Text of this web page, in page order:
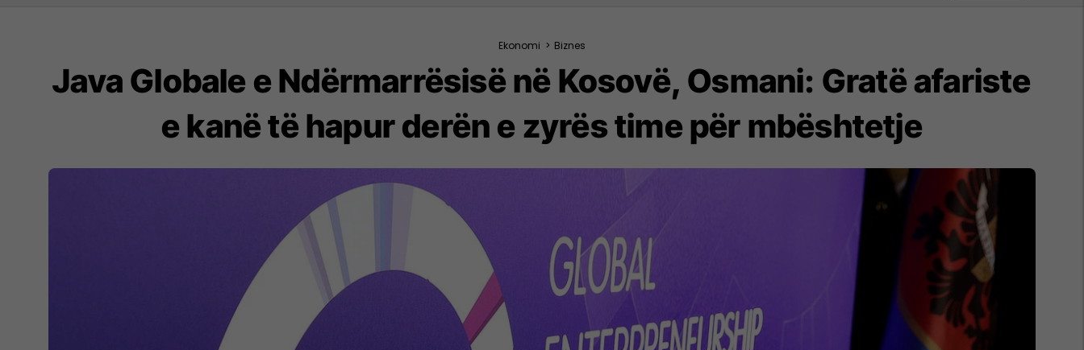
Ekonomi > Biznes
Java Globale e Ndërmarrësisë në Kosovë, Osmani: Gratë afariste
e kanë të hapur derën e zyrës time për mbështetje